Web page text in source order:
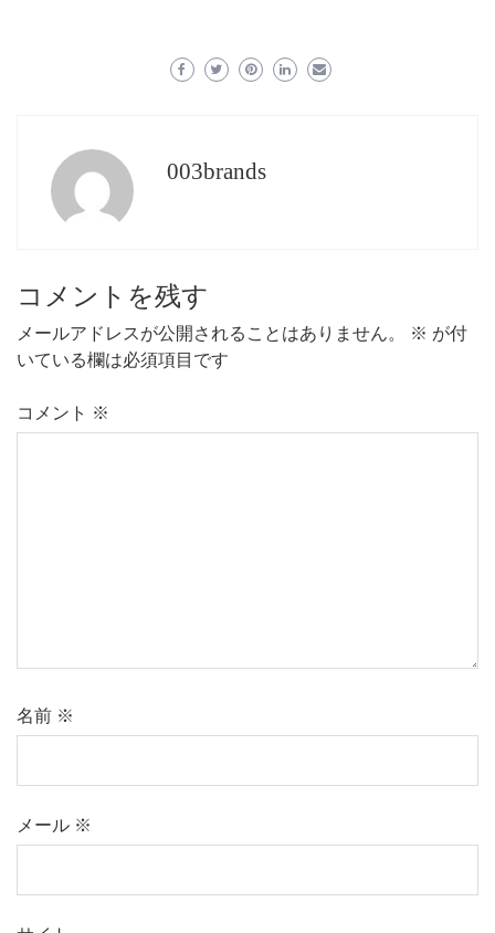
003brands
コメントを残す
メールアドレスが公開されることはありません。 ※ が付
いている欄は必須項目です
コメント ※
名前 ※
メール ※